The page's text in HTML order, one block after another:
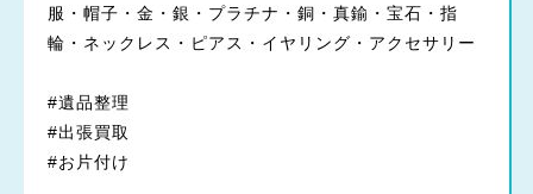
服・帽子・金・銀・プラチナ・銅・真鍮・宝石・指
輪・ネックレス・ピアス・イヤリング・アクセサリー
#遺品整理
#出張買取
#お片付け